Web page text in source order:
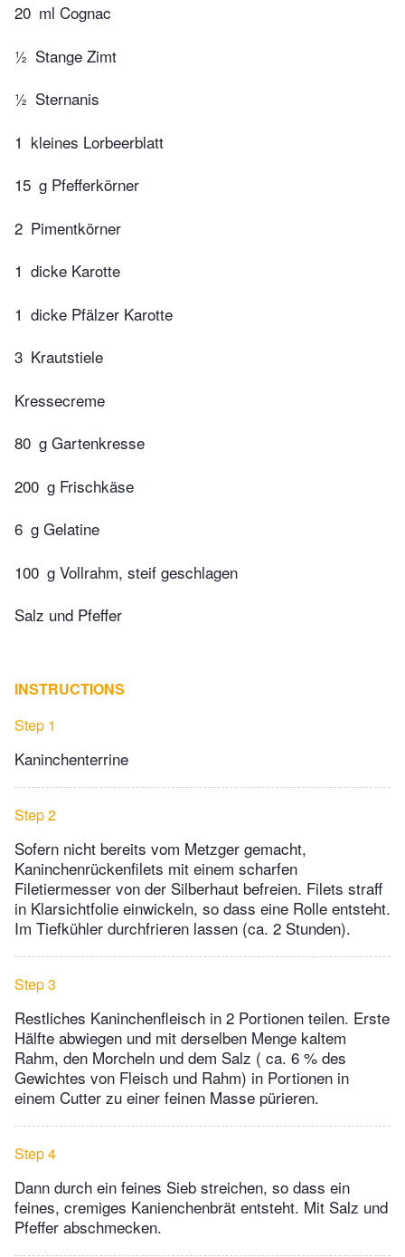
20 ml Cognac
½ Stange Zimt
½ Sternanis
1 kleines Lorbeerblatt
15 g Pfefferkörner
2 Pimentkörner
1 dicke Karotte
1 dicke Pfälzer Karotte
3 Krautstiele
Kressecreme
80 g Gartenkresse
200 g Frischkäse
6 g Gelatine
100 g Vollrahm, steif geschlagen
Salz und Pfeffer
INSTRUCTIONS
Step 1
Kaninchenterrine
Step 2
Sofern nicht bereits vom Metzger gemacht,
Kaninchenrückenfilets mit einem scharfen
Filetiermesser von der Silberhaut befreien. Filets straff
in Klarsichtfolie einwickeln, so dass eine Rolle entsteht.
Im Tiefkühler durchfrieren lassen (ca. 2 Stunden).
Step 3
Restliches Kaninchenfleisch in 2 Portionen teilen. Erste
Hälfte abwiegen und mit derselben Menge kaltem
Rahm, den Morcheln und dem Salz ( ca. 6 % des
Gewichtes von Fleisch und Rahm) in Portionen in
einem Cutter zu einer feinen Masse pürieren.
Step 4
Dann durch ein feines Sieb streichen, so dass ein
feines, cremiges Kanienchenbrät entsteht. Mit Salz und
Pfeffer abschmecken.